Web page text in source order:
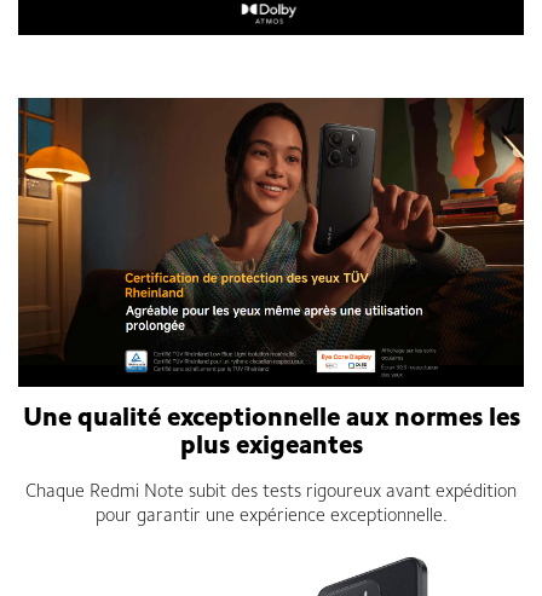
Une qualité exceptionnelle aux normes les
plus exigeantes
Chaque Redmi Note subit des tests rigoureux avant expédition
pour garantir une expérience exceptionnelle.